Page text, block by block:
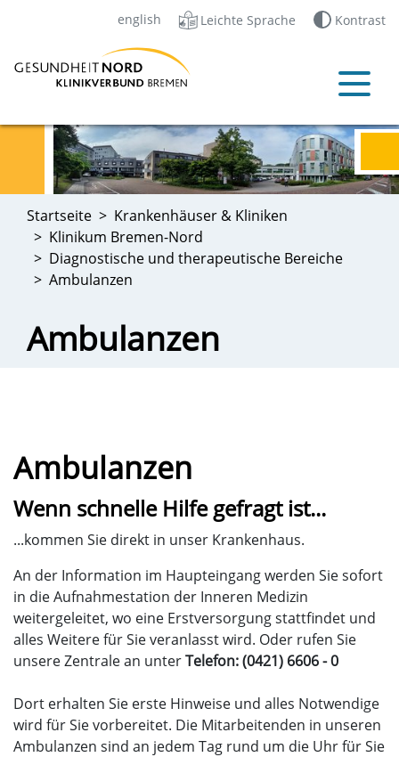
english Leichte Sprache Kontrast
Startseite
Krankenhäuser & Kliniken
Klinikum Bremen-Nord
Diagnostische und therapeutische Bereiche
Ambulanzen
Ambulanzen
Ambulanzen
Wenn schnelle Hilfe gefragt ist...
...kommen Sie direkt in unser Krankenhaus.
An der Information im Haupteingang werden Sie sofort
in die Aufnahmestation der Inneren Medizin
weitergeleitet, wo eine Erstversorgung stattfindet und
alles Weitere für Sie veranlasst wird. Oder rufen Sie
unsere Zentrale an unterTelefon: (0421) 6606 - 0
Dort erhalten Sie erste Hinweise und alles Notwendige
wird für Sie vorbereitet. Die Mitarbeitenden in unseren
Ambulanzen sind an jedem Tag rund um die Uhr für Sie